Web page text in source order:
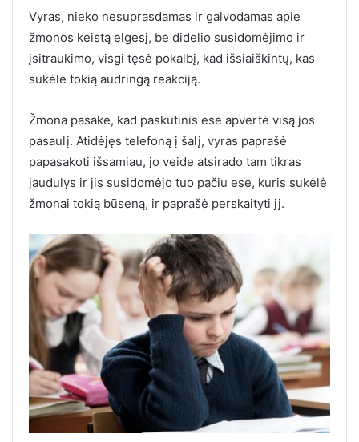
Vyras, nieko nesuprasdamas ir galvodamas apie
žmonos keistą elgesį, be didelio susidomėjimo ir
įsitraukimo, visgi tęsė pokalbį, kad išsiaiškintų, kas
sukėlė tokią audringą reakciją.
Žmona pasakė, kad paskutinis ese apvertė visą jos
pasaulį. Atidėjęs telefoną į šalį, vyras paprašė
papasakoti išsamiau, jo veide atsirado tam tikras
jaudulys ir jis susidomėjo tuo pačiu ese, kuris sukėlė
žmonai tokią būseną, ir paprašė perskaityti jį.